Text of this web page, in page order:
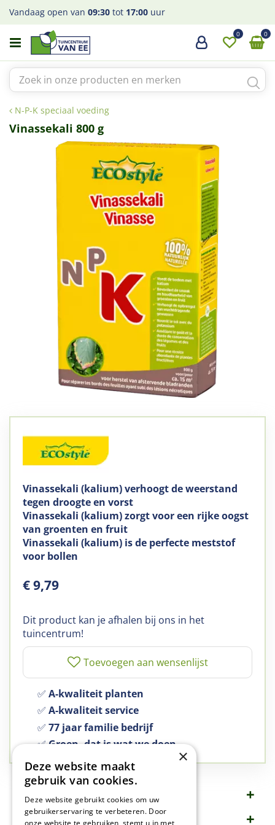
a
N-P-K speciaal voeding
Vandaag open van 09:30 tot 17:00 uur
Vinassekali 800 g
Vinassekali (kalium) verhoogt de weerstand
tegen droogte en vorst
Vinassekali (kalium) zorgt voor een rijke oogst
van groenten en fruit
Vinassekali (kalium) is de perfecte meststof
voor bollen
€9,79
Dit product kan je afhalen bij ons in het
tuincentrum!
✅ A-kwaliteit planten
✅ A-kwaliteit service
✅ 77 jaar familie bedrijf
✅Groen, dat is wat we doen
Omschrijving
Specificaties
×
Deze website maakt
gebruik van cookies.
Deze website gebruikt cookies om uw
gebruikerservaring te verbeteren. Door
onze website te gebruiken, stemt u in met